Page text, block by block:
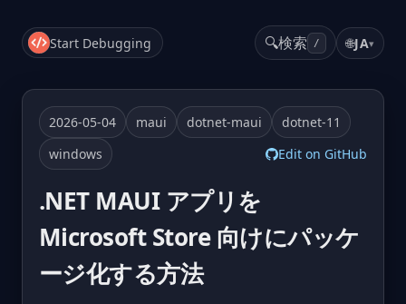
Start Debugging 🔍検索 / 🌐JA▾
2026-05-04 maui dotnet-maui
dotnet-11
windows
Edit on GitHub
.NET MAUI アプリを
Microsoft Store 向けにパッケ
ージ化する方法